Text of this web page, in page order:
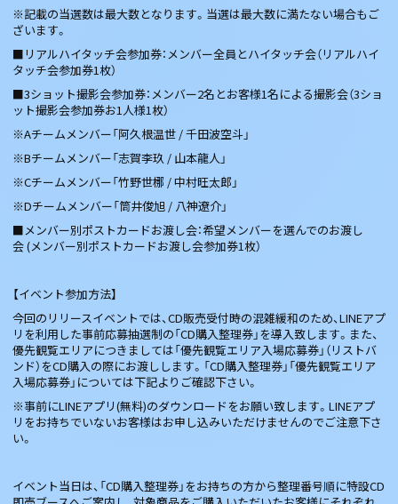
※記載の当選数は最大数となります。当選は最大数に満たない場合もご
ざいます。
■リアルハイタッチ会参加券：メンバー全員とハイタッチ会（リアルハイ
タッチ会参加券1枚）
■3ショット撮影会参加券：メンバー2名とお客様1名による撮影会（3ショ
ット撮影会参加券お1人様1枚）
※Aチームメンバー「阿久根温世 / 千田波空斗」
※Bチームメンバー「志賀李玖 / 山本龍人」
※Cチームメンバー「竹野世梛 / 中村旺太郎」
※Dチームメンバー「筒井俊旭 / 八神遼介」
■メンバー別ポストカードお渡し会：希望メンバーを選んでのお渡し
会 (メンバー別ポストカードお渡し会参加券1枚）
【イベント参加方法】
今回のリリースイベントでは、CD販売受付時の混雑緩和のため、LINEアプ
リを利用した事前応募抽選制の「CD購入整理券」を導入致します。また、
優先観覧エリアにつきましては「優先観覧エリア入場応募券」（リストバ
ンド）をCD購入の際にお渡しします。「CD購入整理券」「優先観覧エリア
入場応募券」については下記よりご確認下さい。
※事前にLINEアプリ(無料)のダウンロードをお願い致します。LINEアプ
リをお持ちでいないお客様はお申し込みいただけませんのでご注意下さ
い。
イベント当日は、「CD購入整理券」をお持ちの方から整理番号順に特設CD